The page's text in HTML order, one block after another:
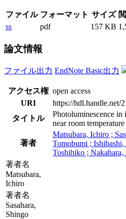
ファイル フォーマット サイズ
ss
pdf 157 KB
論文情報
ファイル出力 EndNote Basic出力
アクセス権 open access
URI
https://hdl.handle.net/
タイトル
Photoluminescence in
near room temperature
著者
Matsubara, Ichiro ;
Tomobumi ;
Toshihiko ; Nakahara,
著者名
Matsubara,
Ichiro
著者名
Sasahara,
Shingo